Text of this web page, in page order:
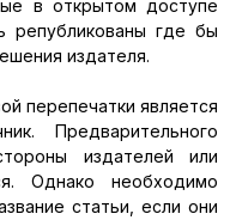
в открытом доступе
републикованы где бы
издателя.
перепечатки является
Предварительного
издателей или
Однако необходимо
статьи, если они